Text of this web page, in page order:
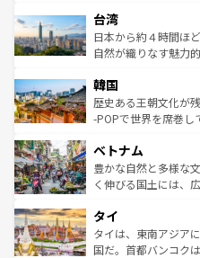
ならではの贅沢な旅のスタイルだ。
情報はコンテンツ一覧
れるおもてなしの心
人々、おいしいロー
ク、伝統的なフラダ
ワイを、存分に味わってほしい。 なお
はコンテンツ一覧を
リアリーフや大陸中
ク）、タスマニアの
ど、見どころがたく
いる。アクティビテ
ビング、ハイキング
い。オーストラリア
参照してほしい。
台湾
日本から約４時間ほ
自然が織りなす魅力
ン）、静ひつな山岳
と山間の静けさが共
驚きをもたらしてく
容にもいいと評判の
が味わえる
照してほしい。
韓国
歴史ある王朝文化が
-POPで世界を席巻し
き、地方に足を延ば
できる。そして、キ
まで、さまざまな韓
リティに包まれなが
覧を参照してほしい。
ベトナム
豊かな自然と多様な
く伸びる国土には、
急速な発展と共に伝
ーチミン市のフラン
醸し出している。ま
タイ
タイは、東南アジア
国だ。首都バンコク